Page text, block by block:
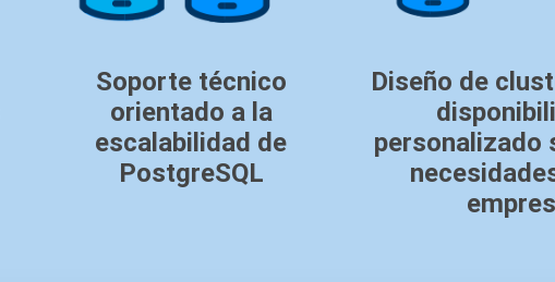
Soporte técnico
orientado a la
escalabilidad de
PostgreSQL
Diseño de
personalizado